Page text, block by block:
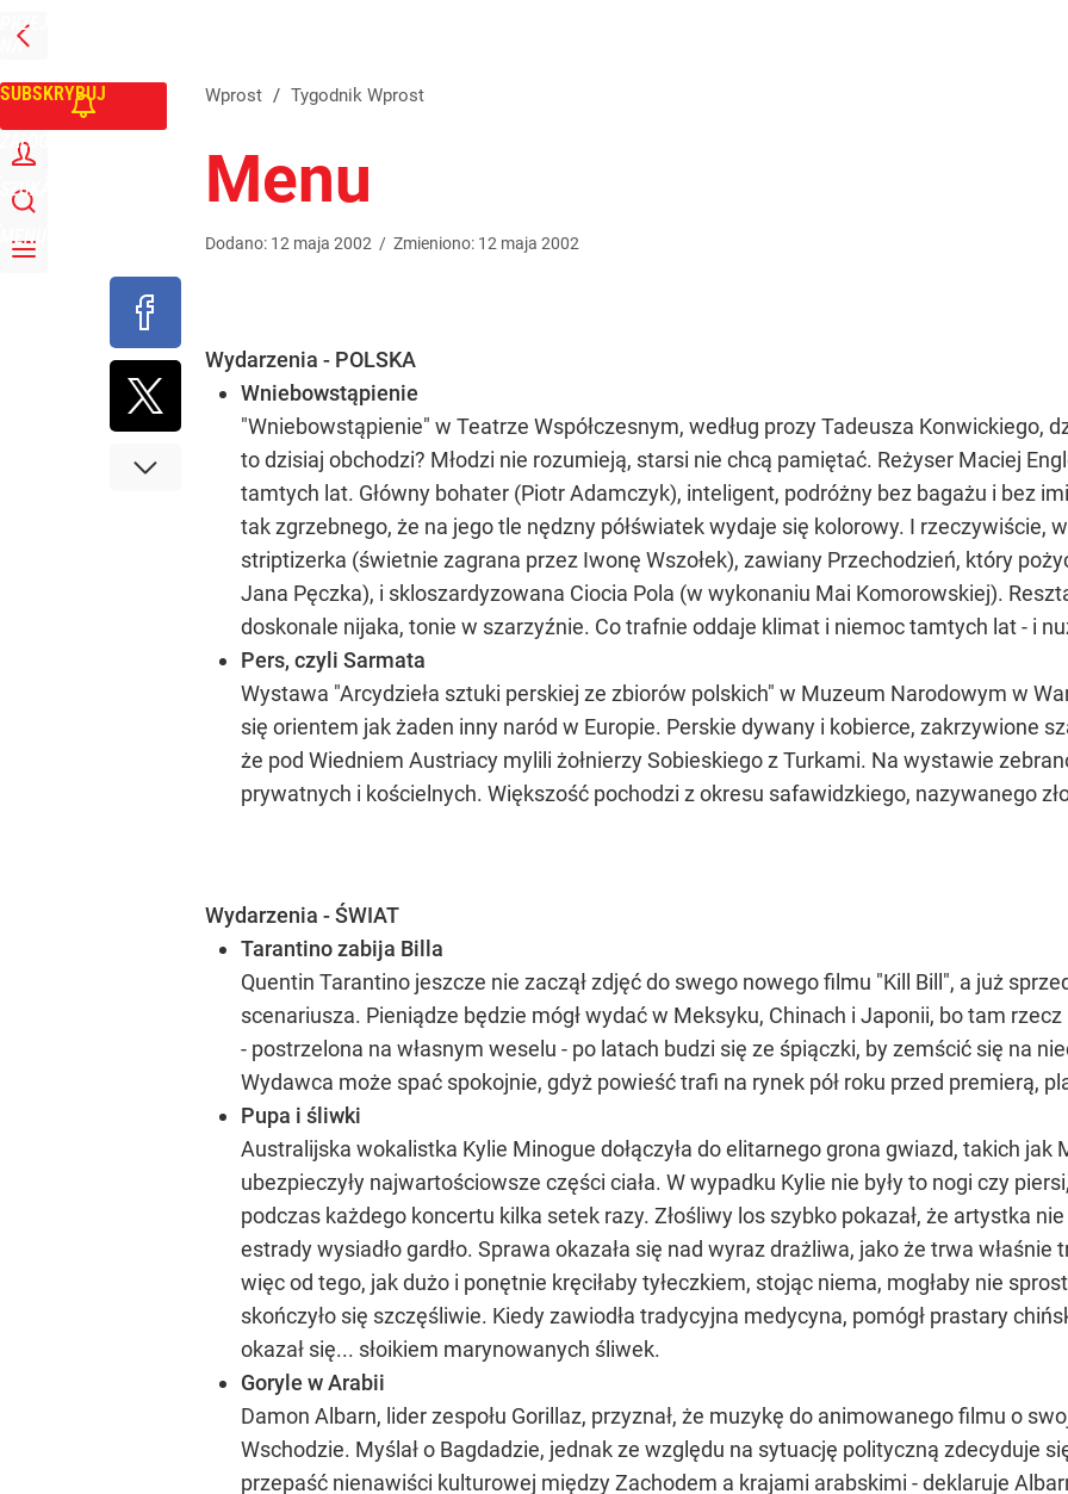
PRZEJDŹ
NA
GŁÓWNĄ
SUBSKRYBUJ
ZALOGUJ
SZUKAJ
MENU
Wprost / Tygodnik Wprost
Menu
Dodano: 12 maja 2002 / Zmieniono: 12 maja 2002
Wydarzenia - POLSKA
Wniebowstąpienie
"Wniebowstąpienie" w Teatrze Współczesnym, według prozy Tadeusza Konwickiego,
to dzisiaj obchodzi? Młodzi nie rozumieją, starsi nie chcą pamiętać. Reżyser Maciej
tamtych lat. Główny bohater (Piotr Adamczyk), inteligent, podróżny bez bagażu i bez
tak zgrzebnego, że na jego tle nędzny półświatek wydaje się kolorowy. I rzeczywiście,
striptizerka (świetnie zagrana przez Iwonę Wszołek), zawiany Przechodzień, który
Jana Pęczka), i skloszardyzowana Ciocia Pola (w wykonaniu Mai Komorowskiej).
doskonale nijaka, tonie w szarzyźnie. Co trafnie oddaje klimat i niemoc tamtych lat - i
Pers, czyli Sarmata
Wystawa "Arcydzieła sztuki perskiej ze zbiorów polskich" w Muzeum Narodowym w
się orientem jak żaden inny naród w Europie. Perskie dywany i kobierce, zakrzywione
że pod Wiedniem Austriacy mylili żołnierzy Sobieskiego z Turkami. Na wystawie
prywatnych i kościelnych. Większość pochodzi z okresu safawidzkiego, nazywanego
Wydarzenia - ŚWIAT
Tarantino zabija Billa
Quentin Tarantino jeszcze nie zaczął zdjęć do swego nowego filmu "Kill Bill", a już
scenariusza. Pieniądze będzie mógł wydać w Meksyku, Chinach i Japonii, bo tam
- postrzelona na własnym weselu - po latach budzi się ze śpiączki, by zemścić się na
Wydawca może spać spokojnie, gdyż powieść trafi na rynek pół roku przed premierą,
Pupa i śliwki
Australijska wokalistka Kylie Minogue dołączyła do elitarnego grona gwiazd, takich jak
ubezpieczyły najwartościowsze części ciała. W wypadku Kylie nie były to nogi czy
podczas każdego koncertu kilka setek razy. Złośliwy los szybko pokazał, że artystka
estrady wysiadło gardło. Sprawa okazała się nad wyraz drażliwa, jako że trwa
więc od tego, jak dużo i ponętnie kręciłaby tyłeczkiem, stojąc niema, mogłaby nie
skończyło się szczęśliwie. Kiedy zawiodła tradycyjna medycyna, pomógł prastary
okazał się... słoikiem marynowanych śliwek.
Goryle w Arabii
Damon Albarn, lider zespołu Gorillaz, przyznał, że muzykę do animowanego filmu o
Wschodzie. Myślał o Bagdadzie, jednak ze względu na sytuację polityczną zdecyduje
przepaść nienawiści kulturowej między Zachodem a krajami arabskimi - deklaruje